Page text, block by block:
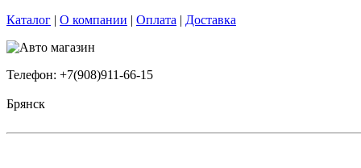
Каталог | О компании | Оплата | Доставка
Телефон: +7(908)911-66-15
Брянск